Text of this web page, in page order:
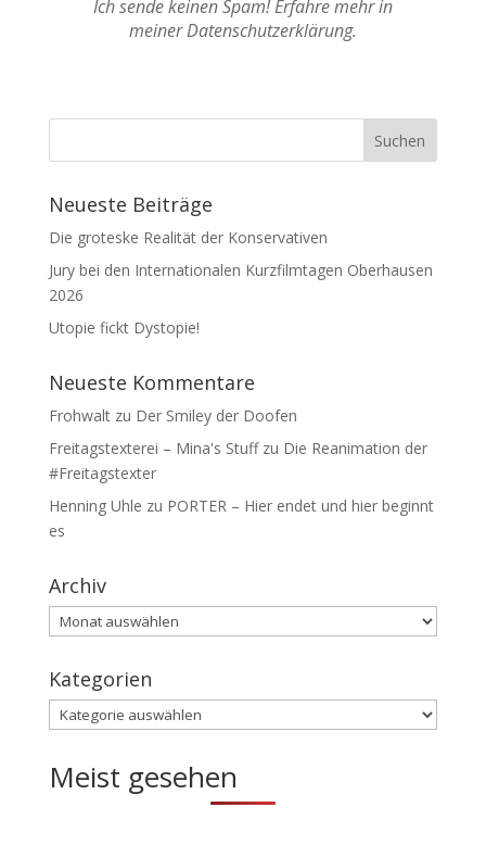
Ich sende keinen Spam! Erfahre mehr in
meiner Datenschutzerklärung.
Neueste Beiträge
Die groteske Realität der Konservativen
Jury bei den Internationalen Kurzfilmtagen Oberhausen
2026
Utopie fickt Dystopie!
Neueste Kommentare
Frohwaltzu Der Smiley der Doofen
Freitagstexterei – Mina's Stuffzu Die Reanimation der
#Freitagstexter
Henning Uhle zu PORTER – Hier endet und hier beginnt
es
Archiv
Archiv
Kategorien
Kategorien
Meist gesehen